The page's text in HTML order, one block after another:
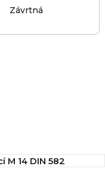
Závrtná
M 14 DIN 582